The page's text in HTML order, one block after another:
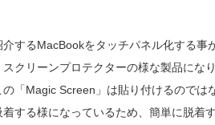
介するMacBookをタッチパネル化する
クリーンプロテクターの様な製品になり
の「Magic Screen」は貼り付けるので
着する様になっているため、簡単に脱着